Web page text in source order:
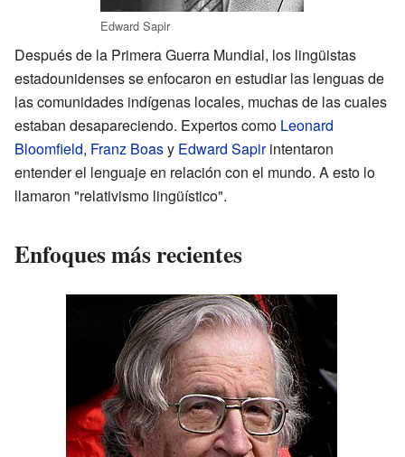
Edward Sapir
Después de la Primera Guerra Mundial, los lingüistas
estadounidenses se enfocaron en estudiar las lenguas de
las comunidades indígenas locales, muchas de las cuales
estaban desapareciendo. Expertos como Leonard
Bloomfield, Franz Boasy Edward Sapirintentaron
entender el lenguaje en relación con el mundo. A esto lo
llamaron "relativismo lingüístico".
Enfoques más recientes